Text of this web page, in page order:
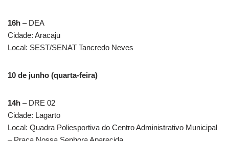
16h – DEA
Cidade: Aracaju
Local: SEST/SENAT Tancredo Neves
10 de junho (quarta-feira)
14h – DRE 02
Cidade: Lagarto
Local: Quadra Poliesportiva do Centro Administrativo Municipal